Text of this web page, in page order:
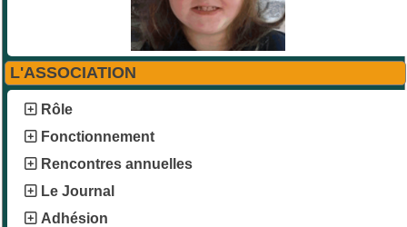
L'ASSOCIATION
Rôle
Fonctionnement
Rencontres annuelles
Le Journal
Adhésion